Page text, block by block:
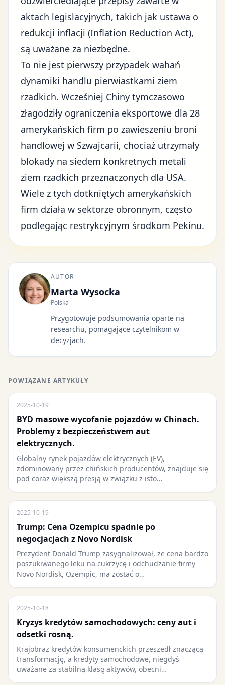
aktach legislacyjnych, takich jak ustawa o
redukcji inflacji (Inflation Reduction Act),
są uważane za niezbędne.
To nie jest pierwszy przypadek wahań
dynamiki handlu pierwiastkami ziem
rzadkich. Wcześniej Chiny tymczasowo
złagodziły ograniczenia eksportowe dla 28
amerykańskich firm po zawieszeniu broni
handlowej w Szwajcarii, chociaż utrzymały
blokady na siedem konkretnych metali
ziem rzadkich przeznaczonych dla USA.
Wiele z tych dotkniętych amerykańskich
firm działa w sektorze obronnym, często
podlegając restrykcyjnym środkom Pekinu.
AUTOR
Marta Wysocka
Polska
Przygotowuje podsumowania oparte na
researchu, pomagające czytelnikom w
decyzjach.
POWIĄZANE ARTYKUŁY
2025-10-19
BYD masowe wycofanie pojazdów w Chinach.
Problemy z bezpieczeństwem aut
elektrycznych.
Globalny rynek pojazdów elektrycznych (EV),
zdominowany przez chińskich producentów, znajduje się
pod coraz większą presją w związku z isto…
2025-10-19
Trump: Cena Ozempicu spadnie po
negocjacjach z Novo Nordisk
Prezydent Donald Trump zasygnalizował, że cena bardzo
poszukiwanego leku na cukrzycę i odchudzanie firmy
Novo Nordisk, Ozempic, ma zostać o…
2025-10-18
Kryzys kredytów samochodowych: ceny aut i
odsetki rosną.
Krajobraz kredytów konsumenckich przeszedł znaczącą
transformację, a kredyty samochodowe, niegdyś
uważane za stabilną klasę aktywów, obecni…